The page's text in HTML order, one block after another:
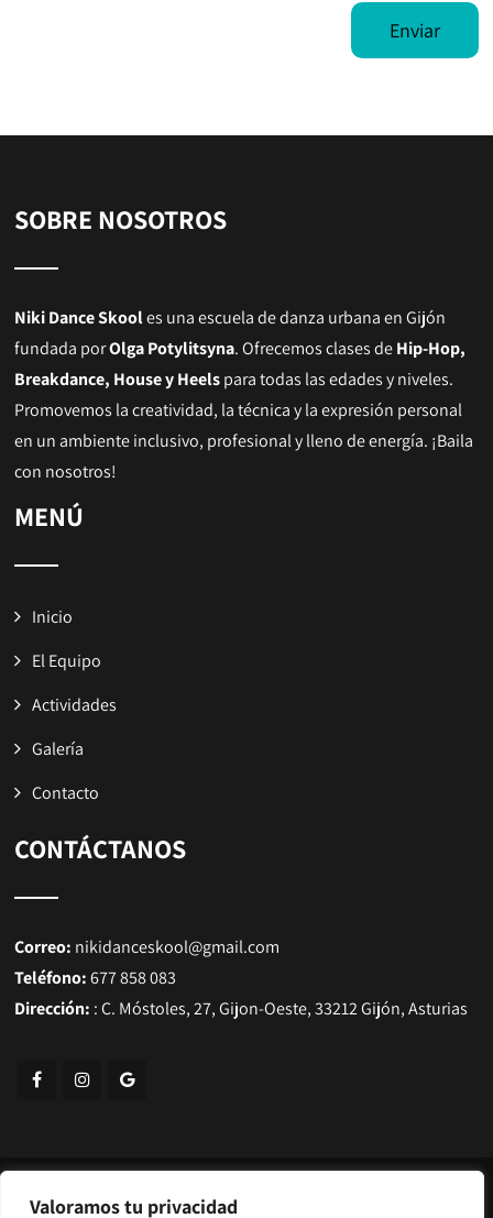
Valoramos tu privacidad
SOBRE NOSOTROS
Niki Dance Skooles una escuela de danza urbana en Gijón
fundada porOlga Potylitsyna. Ofrecemos clases deHip-Hop,
Breakdance, House y Heelspara todas las edades y niveles.
Promovemos la creatividad, la técnica y la expresión personal
en un ambiente inclusivo, profesional y lleno de energía. ¡Baila
con nosotros!
MENÚ
Inicio
El Equipo
Actividades
Galería
Contacto
CONTÁCTANOS
Correo: nikidanceskool@gmail.com
Teléfono: 677 858 083
Dirección: : C. Móstoles, 27, Gijon-Oeste, 33212 Gijón, Asturias
© Copyright 2025 | Niki Dance Skool |